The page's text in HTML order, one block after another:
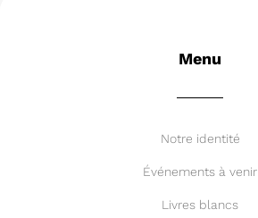
Menu
Notre identité
Événements à venir
Livres blancs